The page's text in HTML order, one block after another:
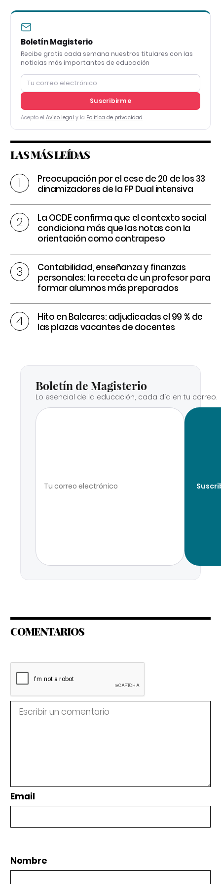
Boletín Magisterio
Recibe gratis cada semana nuestros titulares con las
noticias más importantes de educación
Suscribirme
Acepto el Aviso legal y la Política de privacidad
LAS MÁS LEÍDAS
Preocupación por el cese de 20 de los 33
dinamizadores de la FP Dual intensiva
La OCDE confirma que el contexto social
condiciona más que las notas con la
orientación como contrapeso
Contabilidad, enseñanza y finanzas
personales: la receta de un profesor para
formar alumnos más preparados
Hito en Baleares: adjudicadas el 99 % de
las plazas vacantes de docentes
Boletín de Magisterio
Lo esencial de la educación, cada día en tu correo.
COMENTARIOS
Email
Nombre